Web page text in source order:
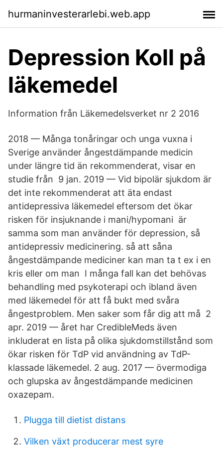
hurmaninvesterarlebi.web.app
Depression Koll på
läkemedel
Information från Läkemedelsverket nr 2 2016
2018 — Många tonåringar och unga vuxna i
Sverige använder ångestdämpande medicin
under längre tid än rekommenderat, visar en
studie från 9 jan. 2019 — Vid bipolär sjukdom är
det inte rekommenderat att äta endast
antidepressiva läkemedel eftersom det ökar
risken för insjuknande i mani/hypomani är
samma som man använder för depression, så
antidepressiv medicinering. så att såna
ångestdämpande mediciner kan man ta t ex i en
kris eller om man I många fall kan det behövas
behandling med psykoterapi och ibland även
med läkemedel för att få bukt med svåra
ångestproblem. Men saker som får dig att må 2
apr. 2019 — året har CredibleMeds även
inkluderat en lista på olika sjukdomstillstånd som
ökar risken för TdP vid användning av TdP-
klassade läkemedel. 2 aug. 2017 — övermodiga
och glupska av ångestdämpande medicinen
oxazepam.
Plugga till dietist distans
Vilken växt producerar mest syre